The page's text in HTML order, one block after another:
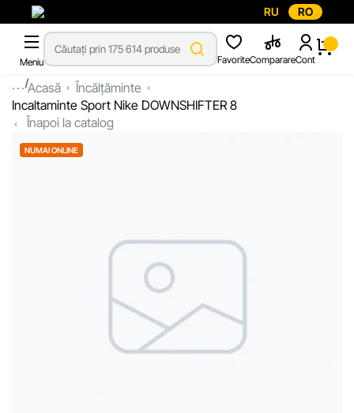
RU RO
Meniu FavoriteComparareCont
...Acasă
Încălțăminte
Incaltaminte Sport Nike DOWNSHIFTER 8
Înapoi la catalog
NUMAI ONLINE